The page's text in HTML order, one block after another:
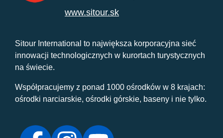
www.sitour.sk
Sitour International to największa korporacyjna sieć
innowacji technologicznych w kurortach turystycznych
na świecie.
Współpracujemy z ponad 1000 ośrodków w 8 krajach:
ośrodki narciarskie, ośrodki górskie, baseny i nie tylko.